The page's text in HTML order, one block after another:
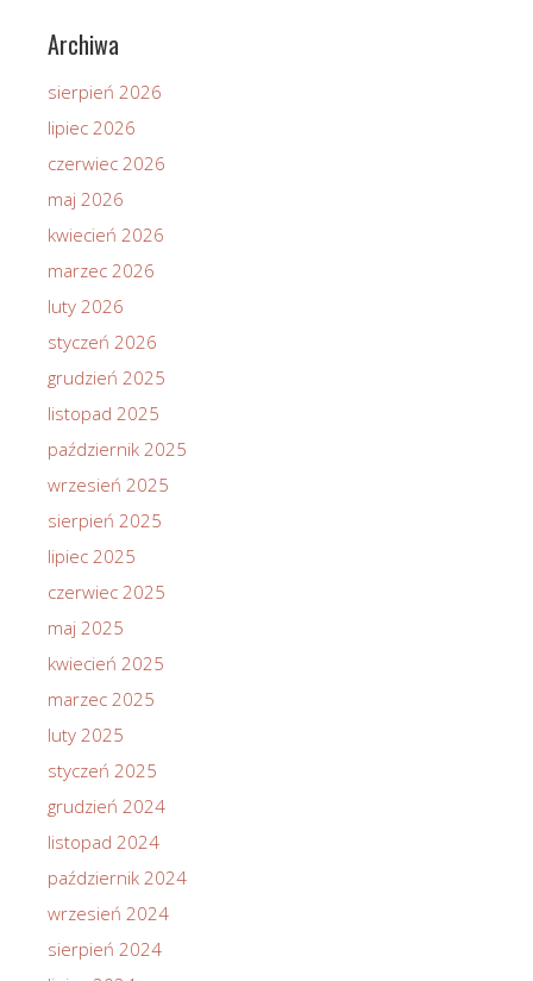
Archiwa
sierpień 2026
lipiec 2026
czerwiec 2026
maj 2026
kwiecień 2026
marzec 2026
luty 2026
styczeń 2026
grudzień 2025
listopad 2025
październik 2025
wrzesień 2025
sierpień 2025
lipiec 2025
czerwiec 2025
maj 2025
kwiecień 2025
marzec 2025
luty 2025
styczeń 2025
grudzień 2024
listopad 2024
październik 2024
wrzesień 2024
sierpień 2024